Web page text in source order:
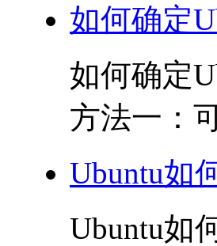
如何确定
如何确定
方法一：
Ubuntu如
Ubuntu如